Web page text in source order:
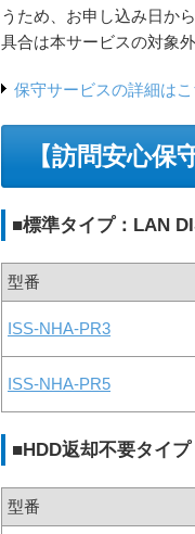
うため、お申し込み日か
具合は本サービスの対象外
保守サービスの詳細はこ
【訪問安心保
■標準タイプ：LAN
型番
ISS-NHA-PR3
ISS-NHA-PR5
■HDD返却不要タイ
型番